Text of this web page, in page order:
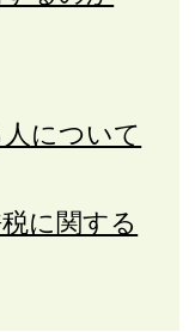
について
に関する